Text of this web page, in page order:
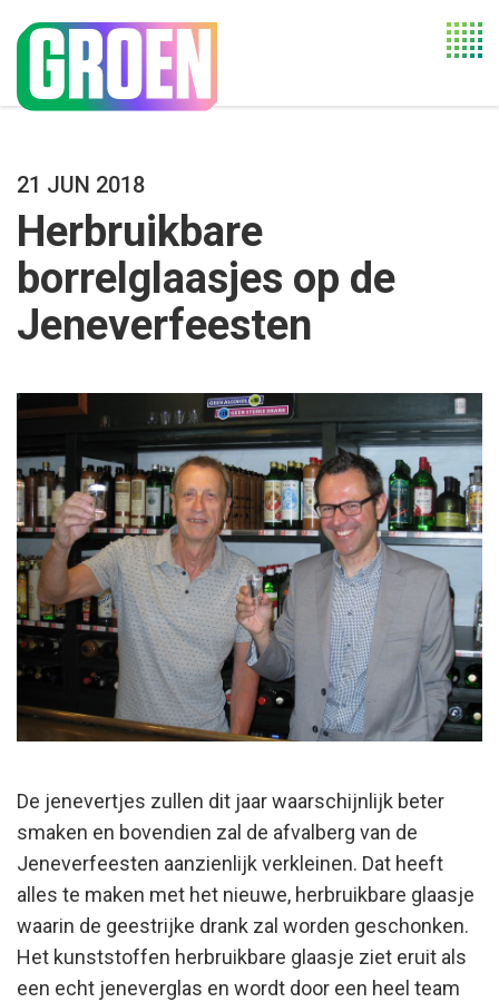
21 JUN 2018
Herbruikbare
borrelglaasjes op de
Jeneverfeesten
De jenevertjes zullen dit jaar waarschijnlijk beter
smaken en bovendien zal de afvalberg van de
Jeneverfeesten aanzienlijk verkleinen. Dat heeft
alles te maken met het nieuwe, herbruikbare glaasje
waarin de geestrijke drank zal worden geschonken.
Het kunststoffen herbruikbare glaasje ziet eruit als
een echt jeneverglas en wordt door een heel team